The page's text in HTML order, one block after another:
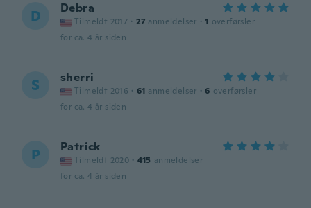
D Debra
Tilmeldt 2017 · 27 anmeldelser · 1 overførsler
for ca. 4 år siden
S sherri
Tilmeldt 2016 · 61 anmeldelser · 6 overførsler
for ca. 4 år siden
P Patrick
Tilmeldt 2020 · 415 anmeldelser
for ca. 4 år siden